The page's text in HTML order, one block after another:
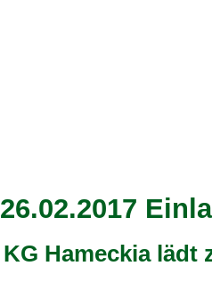
26.02.2017
KG Hameckia